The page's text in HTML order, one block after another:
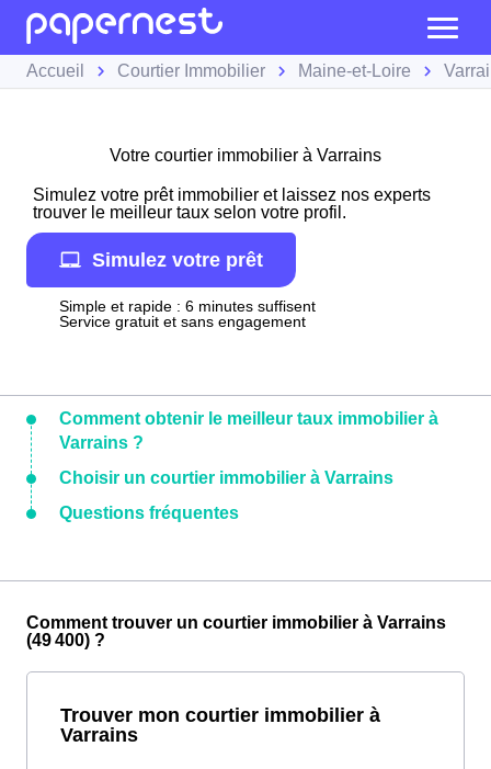
Accueil Courtier Immobilier Maine-et-Loire
Votre courtier immobilier à Varrains
Simulez votre prêt immobilier et laissez nos experts
trouver le meilleur taux selon votre profil.
Simulez votre prêt
Simple et rapide : 6 minutes suffisent
Service gratuit et sans engagement
Comment obtenir le meilleur taux immobilier à
Varrains ?
Choisir un courtier immobilier à Varrains
Questions fréquentes
Comment trouver un courtier immobilier à Varrains
(49 400) ?
Trouver mon courtier immobilier à
Varrains